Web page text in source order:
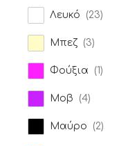
Λευκό (23)
Μπεζ (3)
Φούξια (1)
Μοβ (4)
Μαύρο (2)